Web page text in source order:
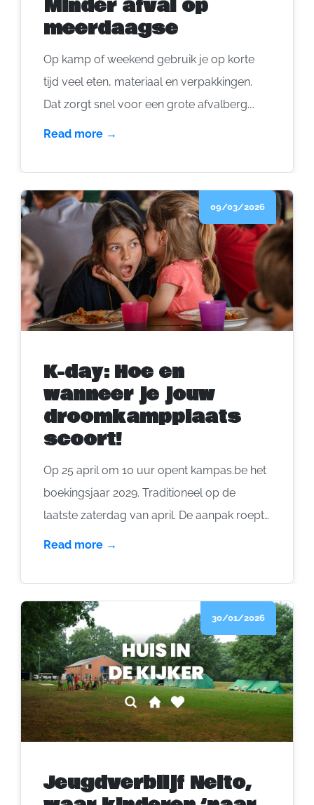
Minder afval op
meerdaagse
Op kamp of weekend gebruik je op korte
tijd veel eten, materiaal en verpakkingen.
Dat zorgt snel voor een grote afvalberg.
Gelukkig kan je als groep veel doen om dat
maak je al een groot verschil. Je koopt
minder nieuw, je gebruikt spullen langer en
je gooit minder weg. Dat is goed voor het
milieu én vaak ook voor je budget.
Read more →
09/03/2026
K-day: Hoe en
wanneer je jouw
droomkampplaats
scoort!
Op 25 april om 10 uur opent kampas.be het
boekingsjaar 2029. Traditioneel op de
laatste zaterdag van april. De aanpak roept
soms wat vragen op … Waarom ‘maar’ tot in
zorgen we ervoor dat we die leuke plek
voor onze groep zeker kunnen vastleggen?
Read more →
30/01/2026
Jeugdverblijf Nelto,